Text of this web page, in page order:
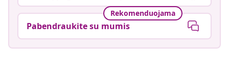
Rekomenduojama
Pabendraukite su mumis